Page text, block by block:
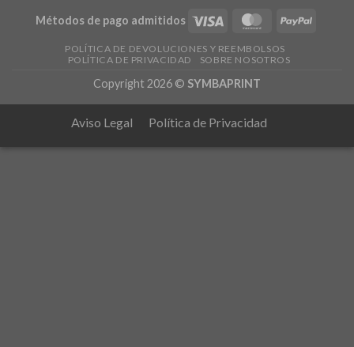
Métodos de pago admitidos
POLÍTICA DE DEVOLUCIONES Y REEMBOLSOS
POLÍTICA DE PRIVACIDAD
SOBRE NOSOTROS
Copyright 2026 © SYMBAPRINT
Aviso Legal Política de Privacidad